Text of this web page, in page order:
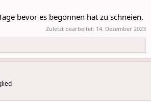
bevor es begonnen hat zu schneien.
Zuletzt bearbeitet: 14. Dezember 2023